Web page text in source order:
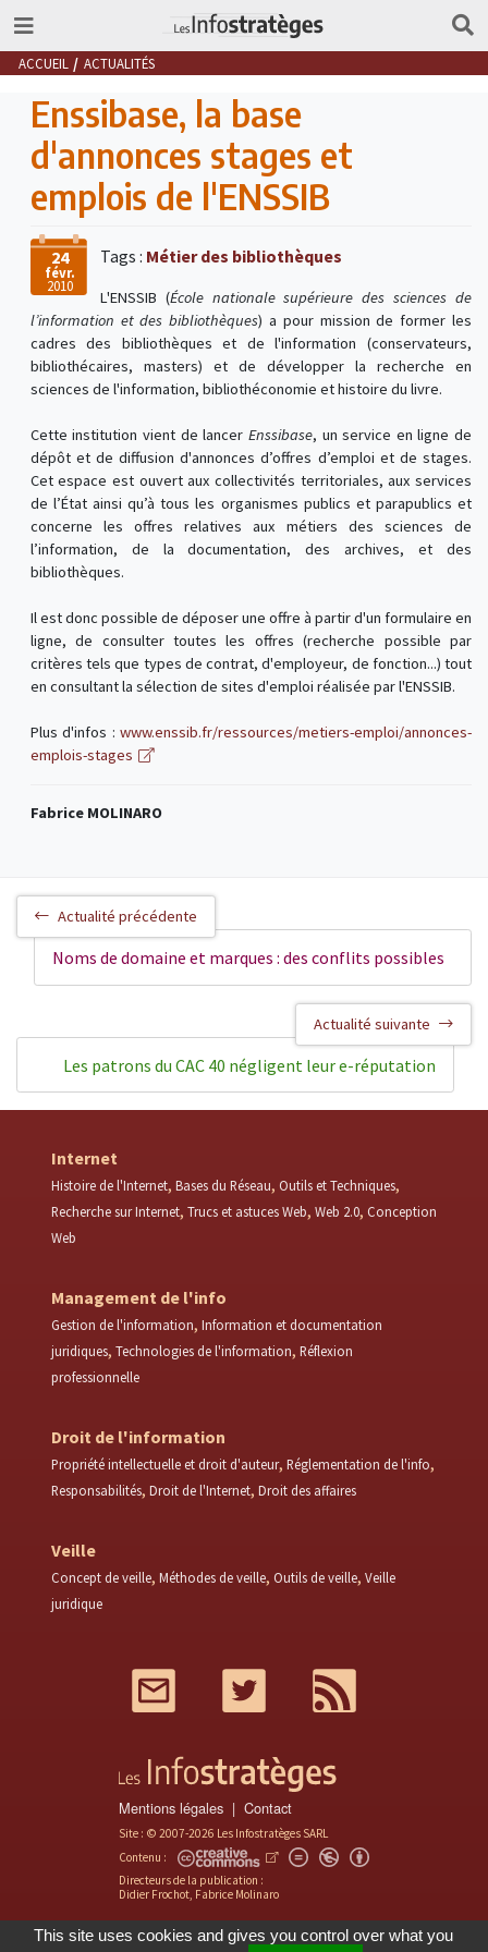
ACCUEIL ACTUALITÉS
Enssibase, la base
d'annonces stages et
emplois de l'ENSSIB
24
févr.
2010
Tags : Métier des bibliothèques
L'ENSSIB (École nationale supérieure des sciences de
l’information et des bibliothèques) a pour mission de former les
cadres des bibliothèques et de l'information (conservateurs,
bibliothécaires, masters) et de développer la recherche en
sciences de l'information, bibliothéconomie et histoire du livre.
Cette institution vient de lancer Enssibase, un service en ligne de
dépôt et de diffusion d'annonces d’offres d’emploi et de stages.
Cet espace est ouvert aux collectivités territoriales, aux services
de l’État ainsi qu’à tous les organismes publics et parapublics et
concerne les offres relatives aux métiers des sciences de
l’information, de la documentation, des archives, et des
bibliothèques.
Il est donc possible de déposer une offre à partir d'un formulaire en
ligne, de consulter toutes les offres (recherche possible par
critères tels que types de contrat, d'employeur, de fonction...) tout
en consultant la sélection de sites d'emploi réalisée par l'ENSSIB.
Plus d'infos : www.enssib.fr/ressources/metiers-emploi/annonces-
emplois-stages
Fabrice MOLINARO
Actualité précédente
Noms de domaine et marques : des conflits possibles
Actualité suivante
Les patrons du CAC 40 négligent leur e-réputation
Internet
Histoire de l'Internet Bases du Réseau Outils et Techniques
Recherche sur Internet Trucs et astuces Web Web 2.0 Conception
Web
Management de l'info
Gestion de l'information Information et documentation
juridiques Technologies de l'information Réflexion
professionnelle
Droit de l'information
Propriété intellectuelle et droit d'auteur Réglementation de l'info
Responsabilités Droit de l'Internet Droit des affaires
Veille
Concept de veille Méthodes de veille Outils de veille Veille
juridique
Twitter
Mentions légales Contact
Site : © 2007-2026 Les Infostratèges SARL
Contenu :
Directeurs de la publication :
Didier Frochot, Fabrice Molinaro
This site uses cookies and gives you control over what you